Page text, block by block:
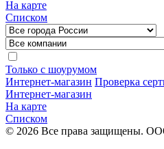
На карте
Списком
Только с шоурумом
Интернет-магазин Проверка
Интернет-магазин
На карте
Списком
© 2026 Все права защищены.